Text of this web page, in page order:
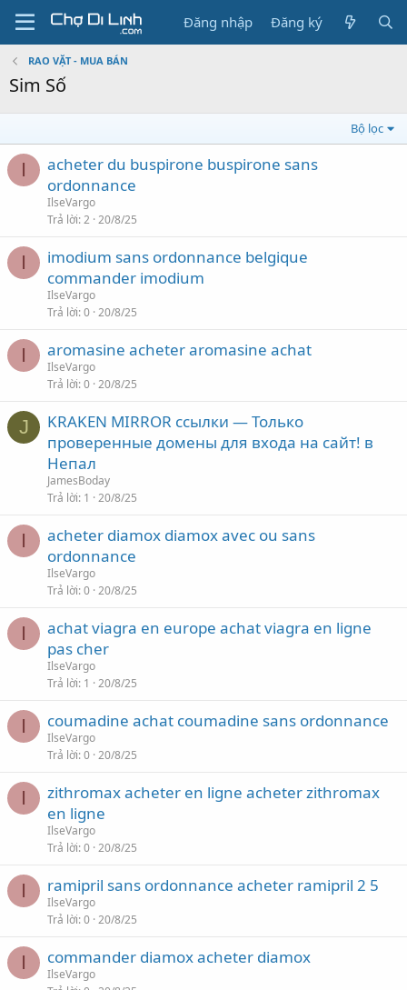
Đăng nhập Đăng ký
RAO VẶT - MUA BÁN
Sim Số
Bộ lọc
I
acheter du buspirone buspirone sans
ordonnance
IlseVargo
Trả lời 2 20/8/25
I
imodium sans ordonnance belgique
commander imodium
IlseVargo
Trả lời 0 20/8/25
I aromasine acheter aromasine achat
IlseVargo
Trả lời 0 20/8/25
J
KRAKEN MIRROR ссылки — Только
проверенные домены для входа на сайт! в
Непал
JamesBoday
Trả lời 1 20/8/25
I
acheter diamox diamox avec ou sans
ordonnance
IlseVargo
Trả lời 0 20/8/25
I
achat viagra en europe achat viagra en ligne
pas cher
IlseVargo
Trả lời 1 20/8/25
I coumadine achat coumadine sans ordonnance
IlseVargo
Trả lời 0 20/8/25
I
zithromax acheter en ligne acheter zithromax
en ligne
IlseVargo
Trả lời 0 20/8/25
I ramipril sans ordonnance acheter ramipril 2 5
IlseVargo
Trả lời 0 20/8/25
I commander diamox acheter diamox
IlseVargo